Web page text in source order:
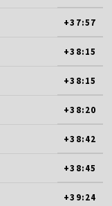
+37:57
+38:15
+38:15
+38:20
+38:42
+38:45
+39:24